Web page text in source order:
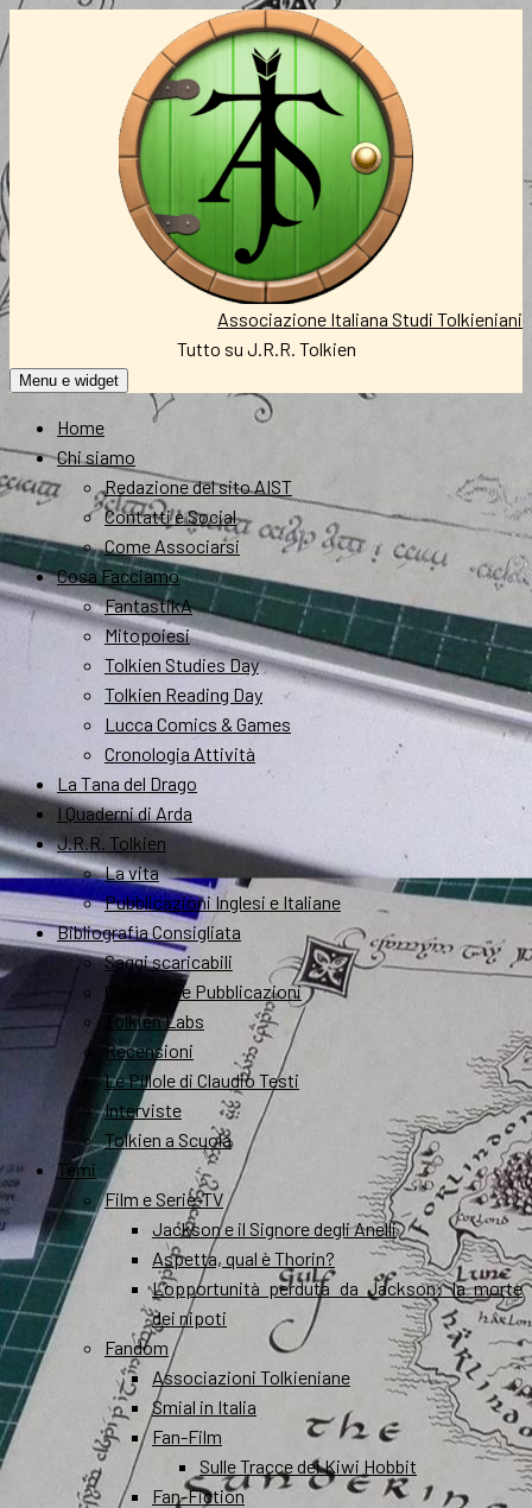
Associazione Italiana Studi Tolkieniani
Tutto su J.R.R. Tolkien
Menu e widget
Home
Chi siamo
Redazione del sito AIST
Contatti e Social
Come Associarsi
Cosa Facciamo
FantastikA
Mitopoiesi
Tolkien Studies Day
Tolkien Reading Day
Lucca Comics & Games
Cronologia Attività
La Tana del Drago
I Quaderni di Arda
J.R.R. Tolkien
La vita
Pubblicazioni Inglesi e Italiane
Bibliografia Consigliata
Saggi scaricabili
Convegni e Pubblicazioni
Tolkien Labs
Recensioni
Le Pillole di Claudio Testi
Interviste
Tolkien a Scuola
Temi
Film e Serie-TV
Jackson e il Signore degli Anelli
Aspetta, qual è Thorin?
L’opportunità perduta da Jackson: la morte
dei nipoti
Fandom
Associazioni Tolkieniane
Smial in Italia
Fan-Film
Sulle Tracce dei Kiwi Hobbit
Fan-Fiction